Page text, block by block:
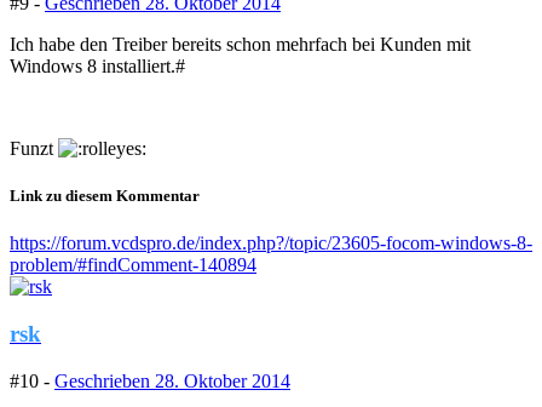
Ich habe den Treiber bereits schon mehrfach bei Kunden mit
Windows 8 installiert.#
Funzt
Link zu diesem Kommentar
https://forum.vcdspro.de/index.php?/topic/23605-focom-windows-8-
problem/#findComment-140894
rsk
#10 - Geschrieben 28. Oktober 2014